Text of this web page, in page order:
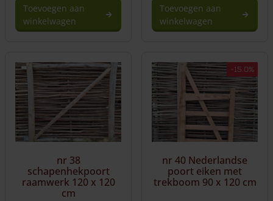
Toevoegen aan
winkelwagen
Toevoegen aan
winkelwagen
nr 38
schapenhekpoort
raamwerk 120 x 120
cm
-15.0%
nr 40 Nederlandse
poort eiken met
trekboom 90 x 120 cm